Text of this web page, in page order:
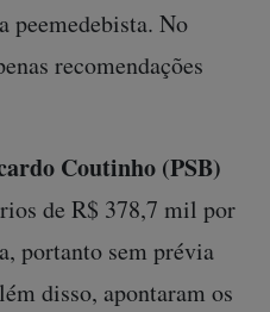
peemedebista. No
recomendações
Coutinho (PSB)
de R$ 378,7 mil por
portanto sem prévia
disso, apontaram os